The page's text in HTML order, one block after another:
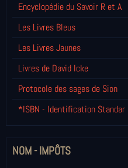
Encyclopédie du Savoir R et A
Les Livres Bleus
Les Livres Jaunes
Livres de David Icke
Protocole des sages de Sion
*ISBN - Identification Standar
NOM - IMPÔTS